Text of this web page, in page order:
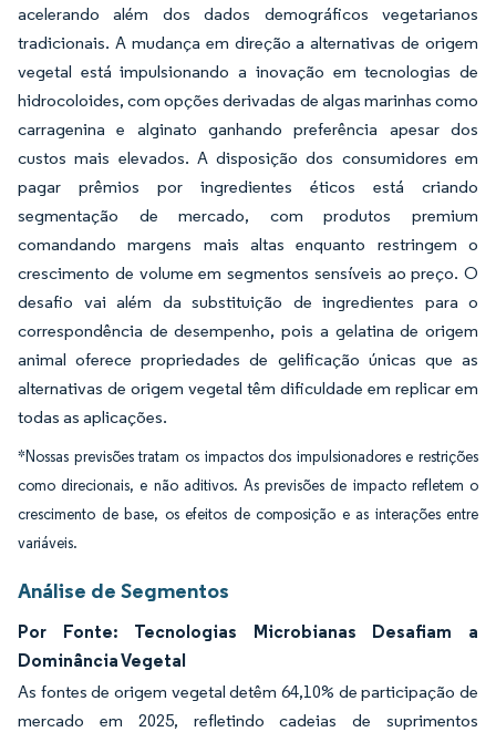
acelerando além dos dados demográficos vegetarianos
tradicionais. A mudança em direção a alternativas de origem
vegetal está impulsionando a inovação em tecnologias de
hidrocoloides, com opções derivadas de algas marinhas como
carragenina e alginato ganhando preferência apesar dos
custos mais elevados. A disposição dos consumidores em
pagar prêmios por ingredientes éticos está criando
segmentação de mercado, com produtos premium
comandando margens mais altas enquanto restringem o
crescimento de volume em segmentos sensíveis ao preço. O
desafio vai além da substituição de ingredientes para o
correspondência de desempenho, pois a gelatina de origem
animal oferece propriedades de gelificação únicas que as
alternativas de origem vegetal têm dificuldade em replicar em
todas as aplicações.
*Nossas previsões tratam os impactos dos impulsionadores e restrições
como direcionais, e não aditivos. As previsões de impacto refletem o
crescimento de base, os efeitos de composição e as interações entre
variáveis.
Análise de Segmentos
Por Fonte: Tecnologias Microbianas Desafiam a
Dominância Vegetal
As fontes de origem vegetal detêm 64,10% de participação de
mercado em 2025, refletindo cadeias de suprimentos